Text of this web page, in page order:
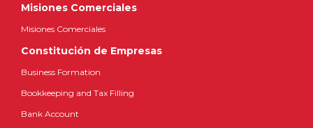
Misiones Comerciales
Misiones Comerciales
Constitución de Empresas
Business Formation
Bookkeeping and Tax Filling
Bank Account